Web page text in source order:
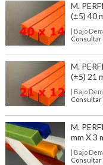
M.
(±5) 40
| Bajo
Consultar
M.
(±5) 21
| Bajo
Consultar
M.
mm X 3
| Bajo
Consultar